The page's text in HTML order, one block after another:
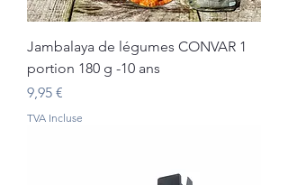
Jambalaya de légumes CONVAR 1
portion 180 g -10 ans
Prix
9,95 €
TVA Incluse